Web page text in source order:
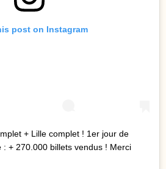
post on Instagram
+ Lille complet ! 1er jour de
: + 270.000 billets vendus ! Merci